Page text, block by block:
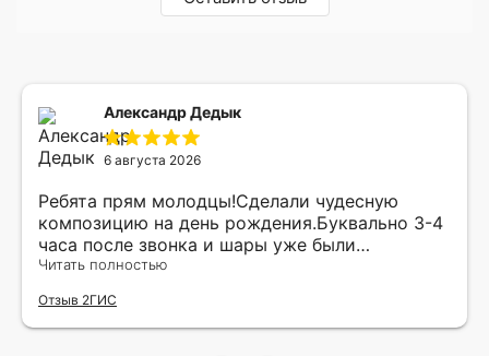
Александр Дедык
6 августа 2026
Ребята прям молодцы!Сделали чудесную
композицию на день рождения.Буквально 3-4
часа после звонка и шары уже были
доставлены мне по адресу.Качество
рада.
Читать полностью
Отзыв 2ГИС